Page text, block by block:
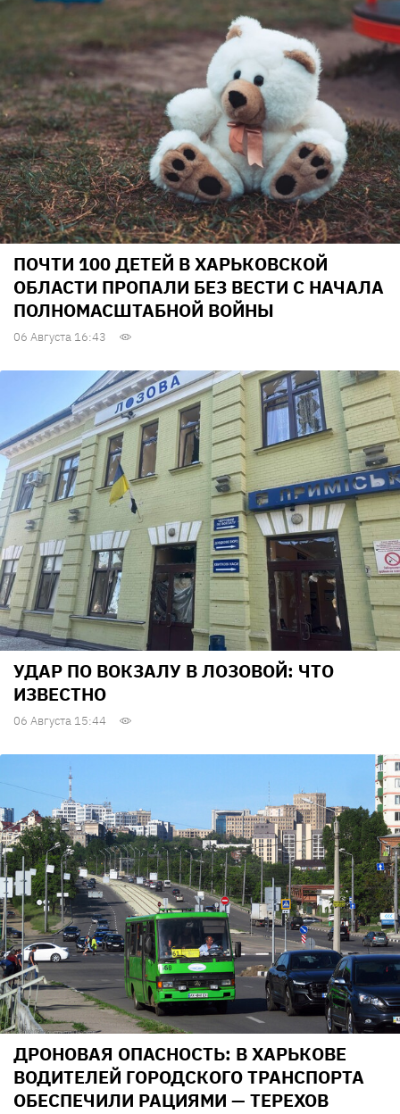
ПОЧТИ 100 ДЕТЕЙ В ХАРЬКОВСКОЙ
ОБЛАСТИ ПРОПАЛИ БЕЗ ВЕСТИ С НАЧАЛА
ПОЛНОМАСШТАБНОЙ ВОЙНЫ
06 Августа 16:43
УДАР ПО ВОКЗАЛУ В ЛОЗОВОЙ: ЧТО
ИЗВЕСТНО
06 Августа 15:44
ДРОНОВАЯ ОПАСНОСТЬ: В ХАРЬКОВЕ
ВОДИТЕЛЕЙ ГОРОДСКОГО ТРАНСПОРТА
ОБЕСПЕЧИЛИ РАЦИЯМИ — ТЕРЕХОВ